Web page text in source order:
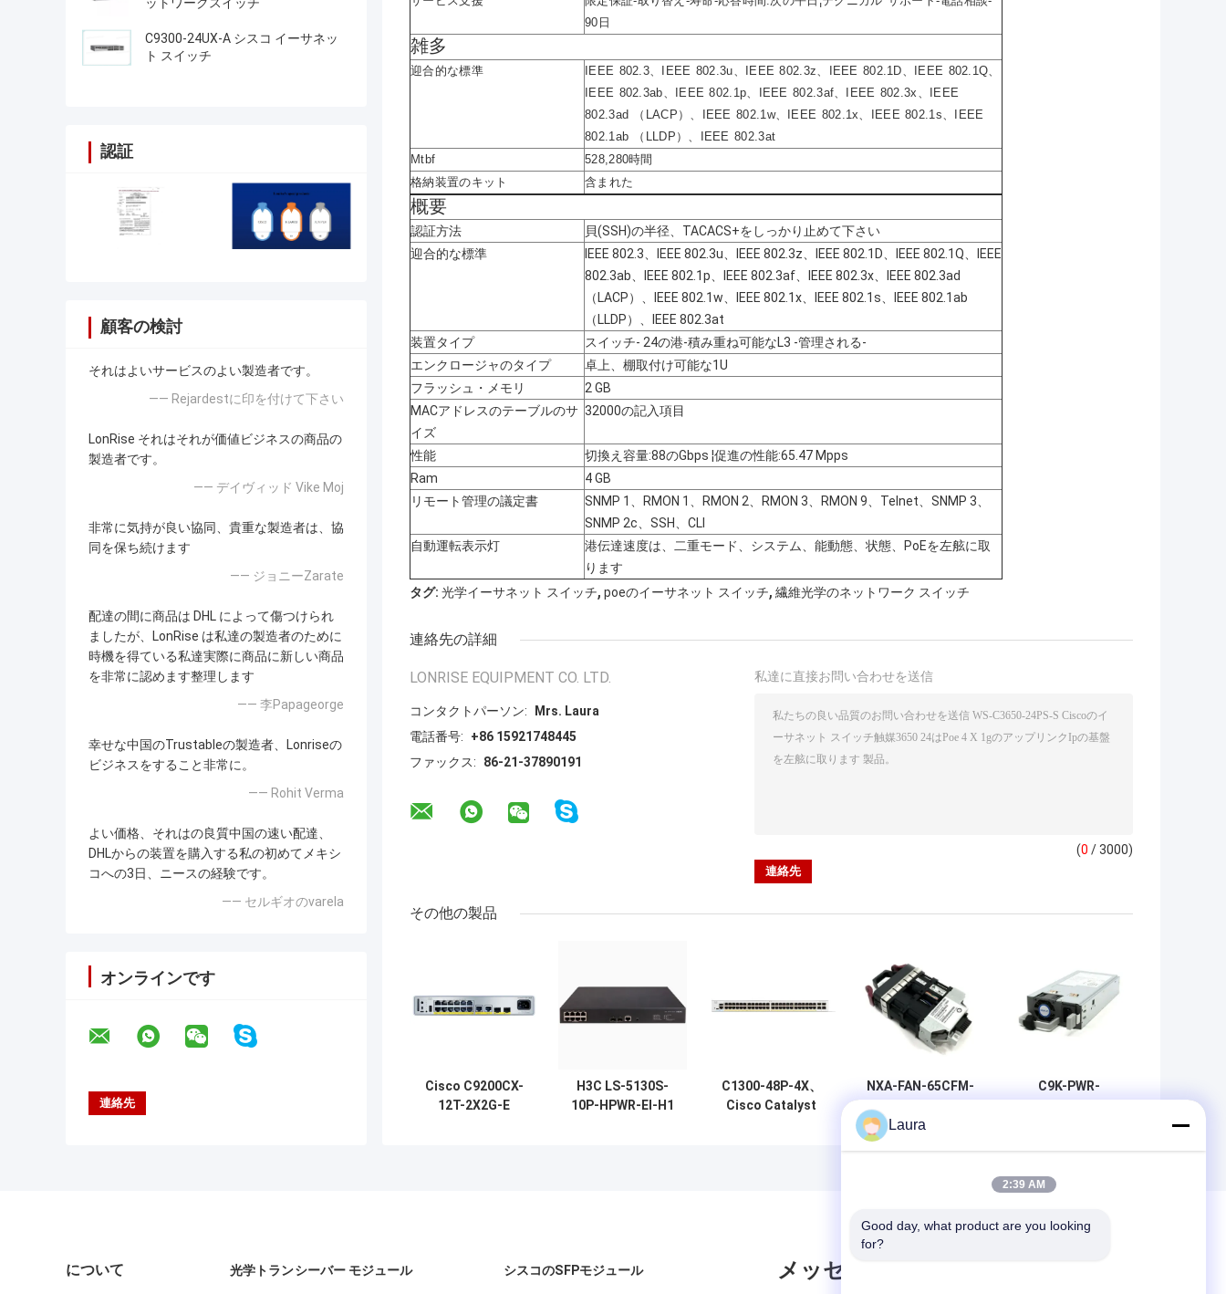
ットワークスイッチ
C9300-24UX-A シスコ イーサネッ
ト スイッチ
認証
顧客の検討
それはよいサービスのよい製造者です。
—— Rejardestに印を付けて下さい
LonRise それはそれが価値ビジネスの商品の
製造者です。
—— デイヴィッド Vike Moj
非常に気持が良い協同、貴重な製造者は、協
同を保ち続けます
—— ジョニーZarate
配達の間に商品は DHL によって傷つけられ
ましたが、LonRise は私達の製造者のために
時機を得ている私達実際に商品に新しい商品
を非常に認めます整理します
—— 李Papageorge
幸せな中国のTrustableの製造者、Lonriseの
ビジネスをすること非常に。
—— Rohit Verma
よい価格、それはの良質中国の速い配達、
DHLからの装置を購入する私の初めてメキシ
コへの3日、ニースの経験です。
—— セルギオのvarela
オンラインです
90日
雑多
迎合的な標準
IEEE 802.3、IEEE 802.3u、IEEE 802.3z、IEEE 802.1D、IEEE 802.1Q、
IEEE 802.3ab、IEEE 802.1p、IEEE 802.3af、IEEE 802.3x、IEEE
802.3ad （LACP）、IEEE 802.1w、IEEE 802.1x、IEEE 802.1s、IEEE
802.1ab （LLDP）、IEEE 802.3at
Mtbf
528,280時間
格納装置のキット
含まれた
概要
認証方法
貝(SSH)の半径、TACACS+をしっかり止めて下さい
迎合的な標準
IEEE 802.3、IEEE 802.3u、IEEE 802.3z、IEEE 802.1D、IEEE 802.1Q、IEEE
802.3ab、IEEE 802.1p、IEEE 802.3af、IEEE 802.3x、IEEE 802.3ad
（LACP）、IEEE 802.1w、IEEE 802.1x、IEEE 802.1s、IEEE 802.1ab
（LLDP）、IEEE 802.3at
装置タイプ
スイッチ- 24の港-積み重ね可能なL3 -管理される-
エンクロージャのタイプ
卓上、棚取付け可能な1U
フラッシュ・メモリ
2 GB
MACアドレスのテーブルのサ
イズ
32000の記入項目
性能
切換え容量:88のGbps ¦促進の性能:65.47 Mpps
Ram
4 GB
リモート管理の議定書
SNMP 1、RMON 1、RMON 2、RMON 3、RMON 9、Telnet、SNMP 3、
SNMP 2c、SSH、CLI
自動運転表示灯
港伝達速度は、二重モード、システム、能動態、状態、PoEを左舷に取
ります
タグ: 光学イーサネット スイッチ, poeのイーサネット スイッチ, 繊維光学のネットワーク スイッチ
連絡先の詳細
LONRISE EQUIPMENT CO. LTD.
コンタクトパーソン:
Mrs. Laura
電話番号:
+86 15921748445
ファックス:
86-21-37890191
私達に直接お問い合わせを送信
(0 / 3000)
その他の製品
Cisco C9200CX-
12T-2X2G-E
H3C LS-5130S-
10P-HPWR-EI-H1
C1300-48P-4X、
Cisco Catalyst
NXA-FAN-65CFM-
スイッチ ファン、
65CFM/ポート側エ
C9K-PWR-
冷却
について 光学トランシーバー モジュール シスコのSFPモジュール メッセージ
Laura
2:39 AM
Good day, what product are you looking
for?